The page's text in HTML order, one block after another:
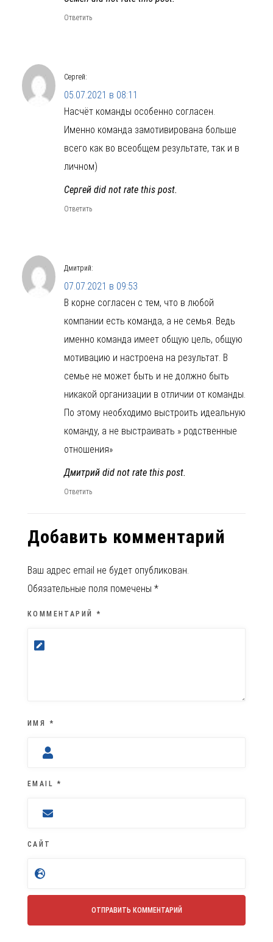
Ответить
Сергей:
05.07.2021 в 08:11
Насчёт команды особенно согласен.
Именно команда замотивирована больше
всего как во всеобщем результате, так и в
личном)
Сергей did not rate this post.
Ответить
Дмитрий:
07.07.2021 в 09:53
В корне согласен с тем, что в любой
компании есть команда, а не семья. Ведь
именно команда имеет общую цель, общую
мотивацию и настроена на результат. В
семье не может быть и не должно быть
никакой организации в отличии от команды.
По этому необходимо выстроить идеальную
команду, а не выстраивать » родственные
отношения»
Дмитрий did not rate this post.
Ответить
Добавить комментарий
Ваш адрес email не будет опубликован.
Обязательные поля помечены *
КОММЕНТАРИЙ *
ИМЯ *
EMAIL*
САЙТ